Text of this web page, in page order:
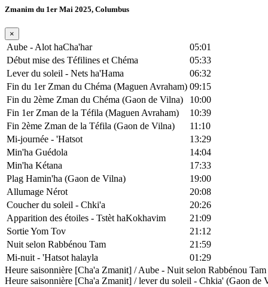
Zmanim du 1er Mai 2025, Columbus
×
Aube - Alot haCha'har
05:01
Début mise des Téfilines et Chéma
05:33
Lever du soleil - Nets ha'Hama
06:32
Fin du 1er Zman du Chéma (Maguen Avraham) 09:15
Fin du 2ème Zman du Chéma (Gaon de Vilna)
10:00
Fin 1er Zman de la Téfila (Maguen Avraham)
10:39
Fin 2ème Zman de la Téfila (Gaon de Vilna)
11:10
Mi-journée - 'Hatsot
13:29
Min'ha Guédola
14:04
Min'ha Kétana
17:33
Plag Hamin'ha (Gaon de Vilna)
19:00
Allumage Nérot
20:08
Coucher du soleil - Chki'a
20:26
Apparition des étoiles - Tstèt haKokhavim
21:09
Sortie Yom Tov
21:12
Nuit selon Rabbénou Tam
21:59
Mi-nuit - 'Hatsot halayla
01:29
Heure saisonnière [Cha'a Zmanit] / Aube - Nuit selon Rabbénou
Heure saisonnière [Cha'a Zmanit] / lever du soleil - Chkia' (Gaon de